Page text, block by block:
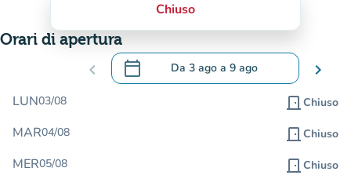
Chiuso
Orari di apertura
chevron_left calendar_today Da 3 ago a 9 ago
.Aprire il calendario per modificare le
chevron_right
LUN03/08 door_front Chiuso
MAR04/08 door_front Chiuso
MER05/08 door_front Chiuso